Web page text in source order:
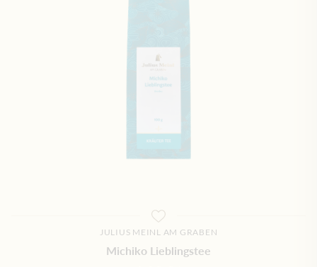
JULIUS MEINL AM GRABEN
Michiko Lieblingstee